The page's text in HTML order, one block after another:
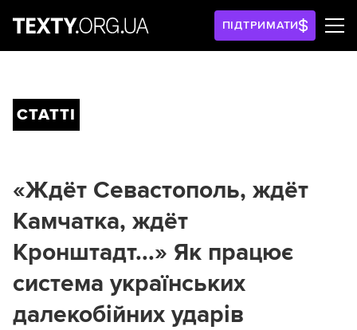
ПІДТРИМАТИ
СТАТТІ
«Ждёт Севастополь, ждёт
Камчатка, ждёт
Кронштадт...» Як працює
система українських
далекобійних ударів